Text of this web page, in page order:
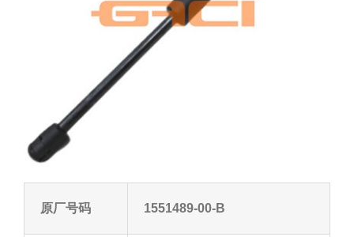
原厂号码 1551489-00-B